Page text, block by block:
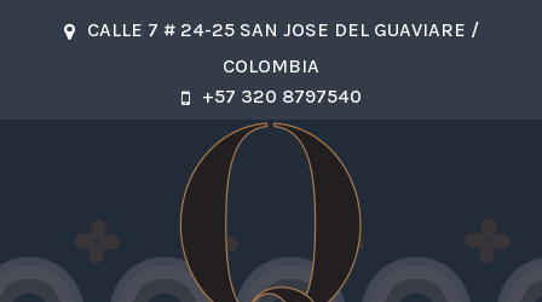
CALLE 7 # 24-25 SAN JOSE DEL GUAVIARE /
COLOMBIA
+57 320 8797540